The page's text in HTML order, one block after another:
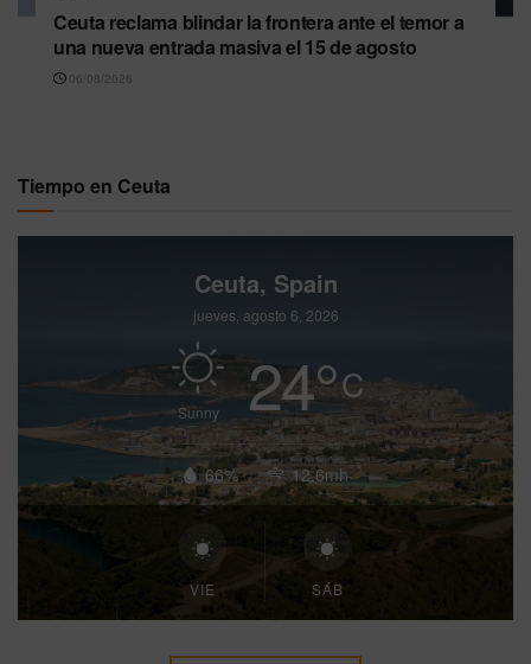
Ceuta reclama blindar la frontera ante el temor a
una nueva entrada masiva el 15 de agosto
06/08/2026
Tiempo en Ceuta
Ceuta, Spain
jueves, agosto 6, 2026
Sunny 24°C
66% 12.6mh
VIE SÁB